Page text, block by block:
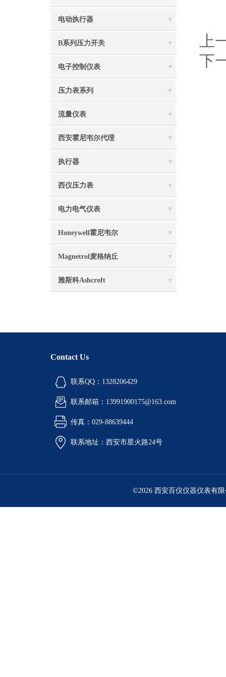
电动执行器
B系列压力开关
电子控制仪表
压力表系列
流量仪表
西安霍尼韦尔代理
执行器
西仪压力表
电力电气仪表
Honeywell霍尼韦尔
Magnetrol麦格纳丘
雅斯科Ashcroft
上
下
Contact Us
联系QQ：1328206429
联系邮箱：13991900175@163.com
传真：029-88639444
联系地址：西安市星火路24号
©2026 西安百仪仪器仪表有